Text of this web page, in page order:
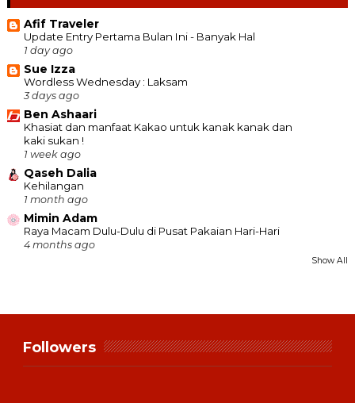
Afif Traveler
Update Entry Pertama Bulan Ini - Banyak Hal
1 day ago
Sue Izza
Wordless Wednesday : Laksam
3 days ago
Ben Ashaari
Khasiat dan manfaat Kakao untuk kanak kanak dan
kaki sukan !
1 week ago
Qaseh Dalia
Kehilangan
1 month ago
Mimin Adam
Raya Macam Dulu-Dulu di Pusat Pakaian Hari-Hari
4 months ago
Show All
Followers